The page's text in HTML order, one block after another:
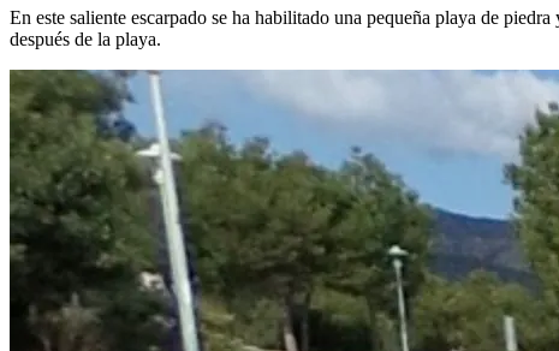
En este saliente escarpado se ha habilitado una pequeña playa de
después de la playa.